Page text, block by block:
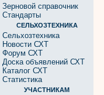
Зерновой справочник
Стандарты
СЕЛЬХОЗТЕХНИКА
Сельхозтехника
Новости СХТ
Форум СХТ
Доска объявлений СХТ
Каталог СХТ
Статистика
УЧАСТНИКАМ